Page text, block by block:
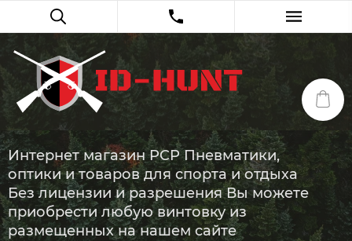
Интернет магазин PCP Пневматики,
оптики и товаров для спорта и отдыха
Без лицензии и разрешения Вы можете
приобрести любую винтовку из
размещенных на нашем сайте